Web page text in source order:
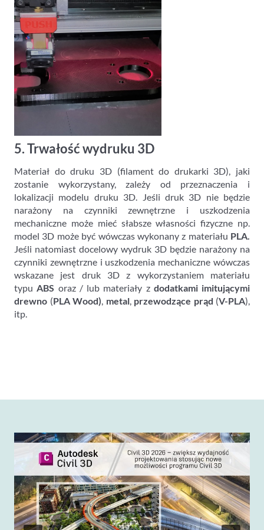
5. Trwałość wydruku 3D
Materiał do druku 3D (filament do drukarki 3D), jaki
zostanie wykorzystany, zależy od przeznaczenia i
lokalizacji modelu druku 3D. Jeśli druk 3D nie będzie
narażony na czynniki zewnętrzne i uszkodzenia
mechaniczne może mieć słabsze własności fizyczne np.
model 3D może być wówczas wykonany z materiału PLA.
Jeśli natomiast docelowy wydruk 3D będzie narażony na
czynniki zewnętrzne i uszkodzenia mechaniczne wówczas
wskazane jest druk 3D z wykorzystaniem materiału
typuABS oraz / lub materiały z dodatkami imitującymi
drewno (PLA Wood), metal, przewodzące prąd (V-PLA),
itp.